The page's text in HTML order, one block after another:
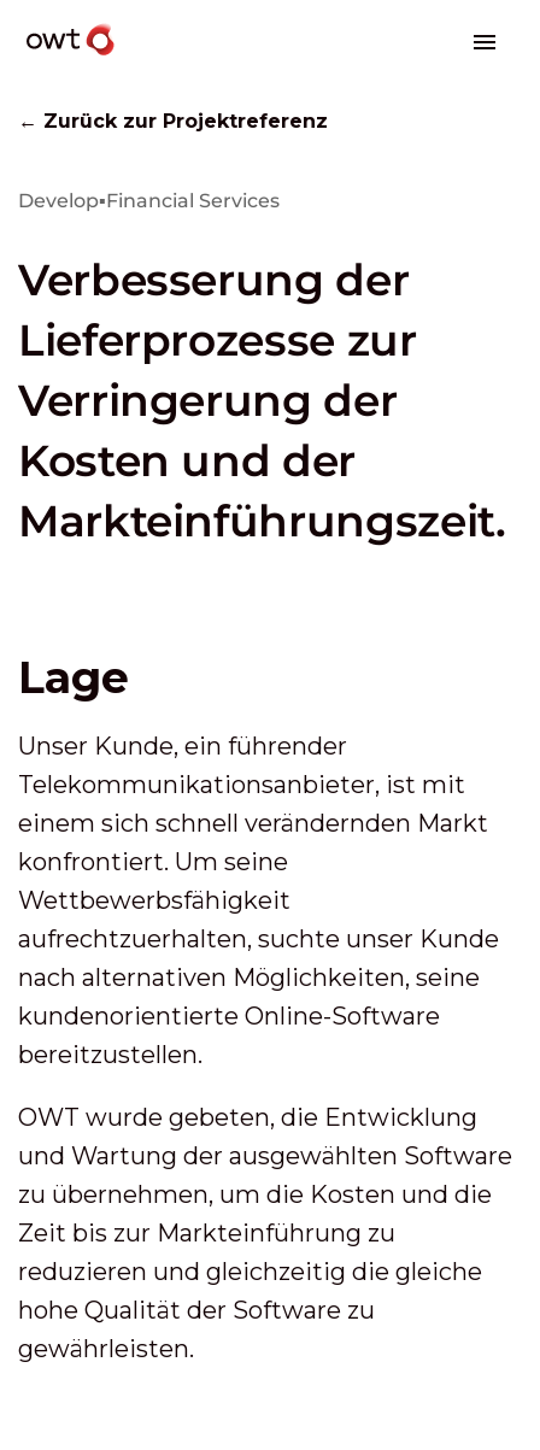
← Zurück zur Projektreferenz
Develop▪Financial Services
Verbesserung der
Lieferprozesse zur
Verringerung der
Kosten und der
Markteinführungszeit.
Lage
Unser Kunde, ein führender
Telekommunikationsanbieter, ist mit
einem sich schnell verändernden Markt
konfrontiert. Um seine
Wettbewerbsfähigkeit
aufrechtzuerhalten, suchte unser Kunde
nach alternativen Möglichkeiten, seine
kundenorientierte Online-Software
bereitzustellen.
OWT wurde gebeten, die Entwicklung
und Wartung der ausgewählten Software
zu übernehmen, um die Kosten und die
Zeit bis zur Markteinführung zu
reduzieren und gleichzeitig die gleiche
hohe Qualität der Software zu
gewährleisten.